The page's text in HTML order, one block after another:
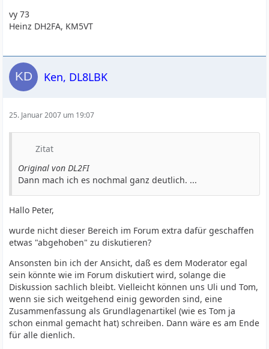
vy 73
Heinz DH2FA, KM5VT
Ken, DL8LBK
25. Januar 2007 um 19:07
Zitat
Original von DL2FI
Dann mach ich es nochmal ganz deutlich. ...
Hallo Peter,
wurde nicht dieser Bereich im Forum extra dafür geschaffen
etwas "abgehoben" zu diskutieren?
Ansonsten bin ich der Ansicht, daß es dem Moderator egal
sein könnte wie im Forum diskutiert wird, solange die
Diskussion sachlich bleibt. Vielleicht können uns Uli und Tom,
wenn sie sich weitgehend einig geworden sind, eine
Zusammenfassung als Grundlagenartikel (wie es Tom ja
schon einmal gemacht hat) schreiben. Dann wäre es am Ende
für alle dienlich.